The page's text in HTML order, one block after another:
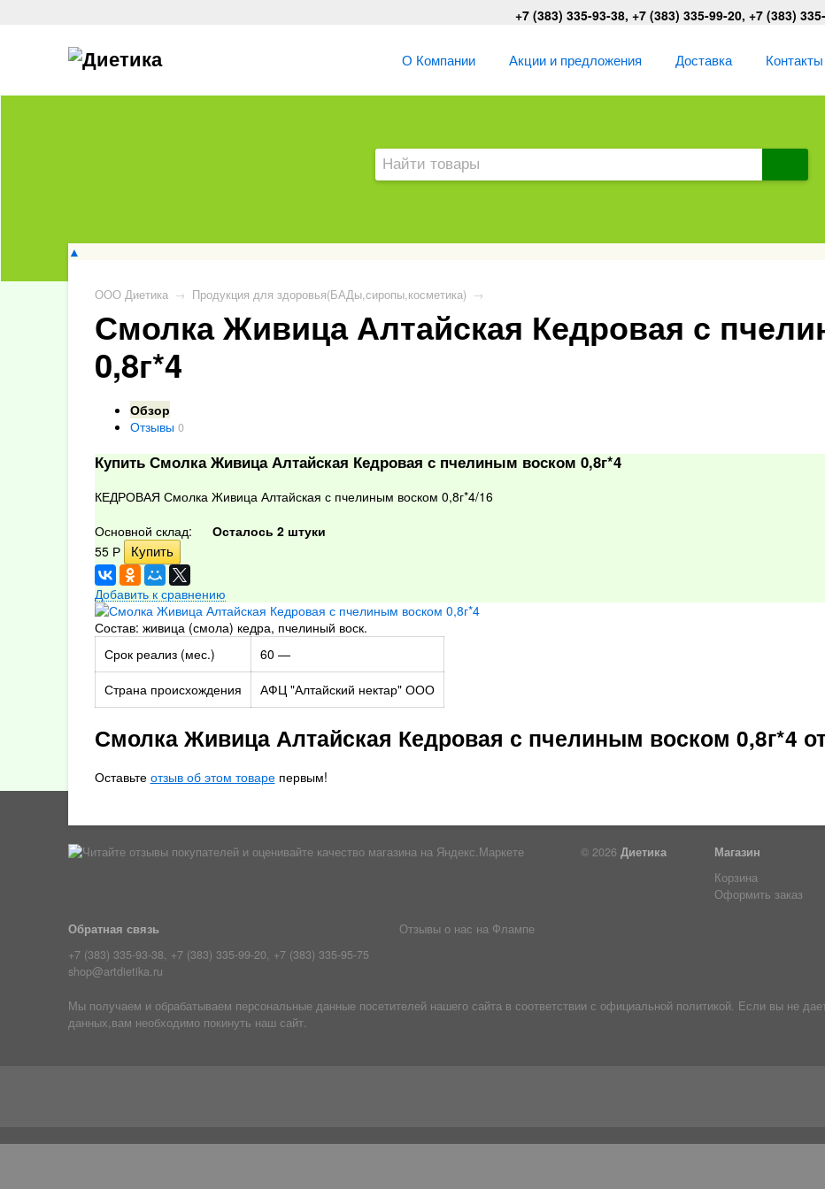
+7 (383) 335-93-38, +7 (383) 335-99-20, +7 (383)
О Компании Акции и предложения Доставка Контакты
▲
ООО Диетика → Продукция для здоровья(БАДы,сиропы,косметика) →
Смолка Живица Алтайская Кедровая с
0,8г*4
Обзор
Отзывы 0
Купить Смолка Живица Алтайская Кедровая с пчелиным воском 0,8г*4
КЕДРОВАЯ Смолка Живица Алтайская с пчелиным воском 0,8г*4/16
Основной склад:
Осталось 2 штуки
55 Р
Добавить к сравнению
Состав: живица (смола) кедра, пчелиный воск.
Срок реализ (мес.)
60 —
Страна происхождения
АФЦ "Алтайский нектар" ООО
Смолка Живица Алтайская Кедровая с пчелиным воском 0,8г*4
Оставьте отзыв об этом товарепервым!
© 2026 Диетика
Магазин
Корзина
Оформить заказ
Обратная связь
+7 (383) 335-93-38, +7 (383) 335-99-20, +7 (383) 335-95-75
shop@artdietika.ru
Отзывы о нас на Флампе
Мы получаем и обрабатываем персональные данные посетителей нашего сайта в соответствии с официальной политикой. Если вы не
данных,вам необходимо покинуть наш сайт.